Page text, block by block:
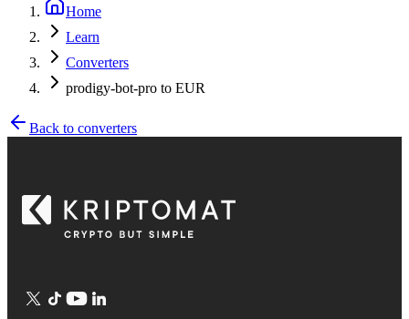
Home
Learn
Converters
prodigy-bot-pro to EUR
Back to converters